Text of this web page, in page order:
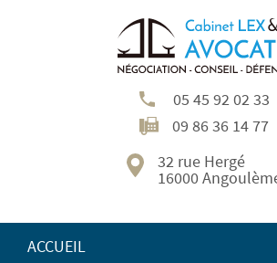
05 45 92 02 33
09 86 36 14 77
32 rue Hergé
16000
ACCUEIL